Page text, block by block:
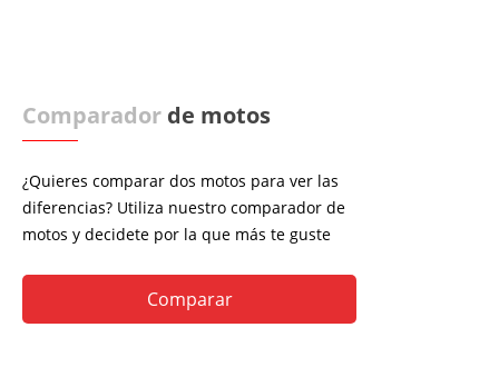
Comparador de motos
¿Quieres comparar dos motos para ver las
diferencias? Utiliza nuestro comparador de
motos y decidete por la que más te guste
Comparar